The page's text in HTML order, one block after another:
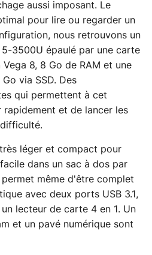
aussi imposant. Le
pour lire ou regarder un
nous retrouvons un
5-3500U épaulé par une carte
8, 8 Go de RAM et une
via SSD. Des
qui permettent à cet
rapidement et de lancer les
léger et compact pour
dans un sac à dos par
même d'être complet
avec deux ports USB 3.1,
lecteur de carte 4 en 1. Un
et un pavé numérique sont